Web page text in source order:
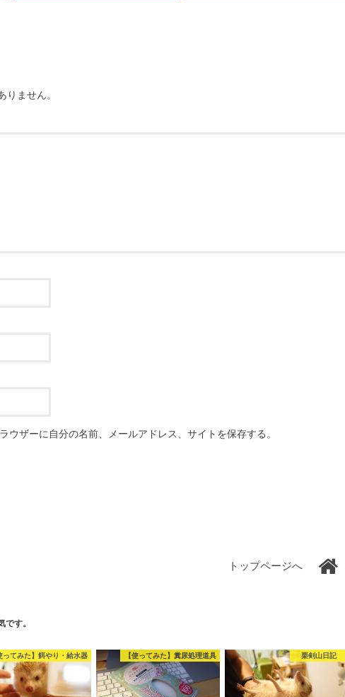
りません。
ウザーに自分の名前、メールアドレス、サイトを保存する。
トップページへ
です。
ってみた】餌やり・給水器 【使ってみた】糞尿処理道具 栗剣山日記